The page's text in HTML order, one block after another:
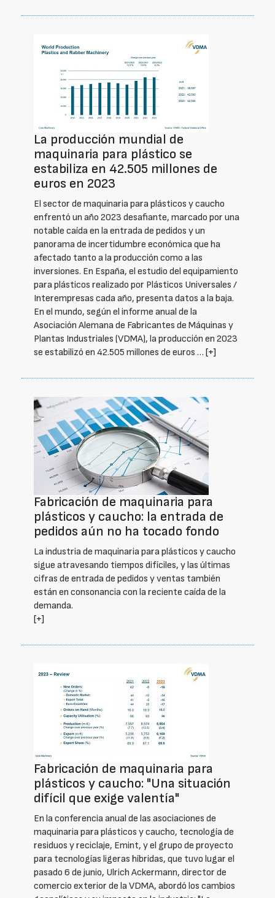
La producción mundial de
maquinaria para plástico se
estabiliza en 42.505 millones de
euros en 2023
El sector de maquinaria para plásticos y caucho
enfrentó un año 2023 desafiante, marcado por una
notable caída en la entrada de pedidos y un
panorama de incertidumbre económica que ha
afectado tanto a la producción como a las
inversiones. En España, el estudio del equipamiento
para plásticos realizado por Plásticos Universales /
Interempresas cada año, presenta datos a la baja.
En el mundo, según el informe anual de la
Asociación Alemana de Fabricantes de Máquinas y
Plantas Industriales (VDMA), la producción en 2023
se estabilizó en 42.505 millones de euros … [+]
Fabricación de maquinaria para
plásticos y caucho: la entrada de
pedidos aún no ha tocado fondo
La industria de maquinaria para plásticos y caucho
sigue atravesando tiempos difíciles, y las últimas
cifras de entrada de pedidos y ventas también
están en consonancia con la reciente caída de la
demanda.
[+]
Fabricación de maquinaria para
plásticos y caucho: "Una situación
difícil que exige valentía"
En la conferencia anual de las asociaciones de
maquinaria para plásticos y caucho, tecnología de
residuos y reciclaje, Emint, y el grupo de proyecto
para tecnologías ligeras híbridas, que tuvo lugar el
pasado 6 de junio, Ulrich Ackermann, director de
comercio exterior de la VDMA, abordó los cambios